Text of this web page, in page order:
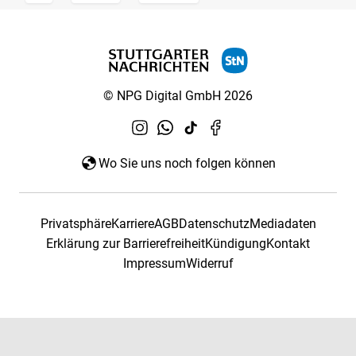
© NPG Digital GmbH 2026
Wo Sie uns noch folgen können
PrivatsphäreKarriereAGBDatenschutzMediadaten
Erklärung zur BarrierefreiheitKündigungKontakt
ImpressumWiderruf